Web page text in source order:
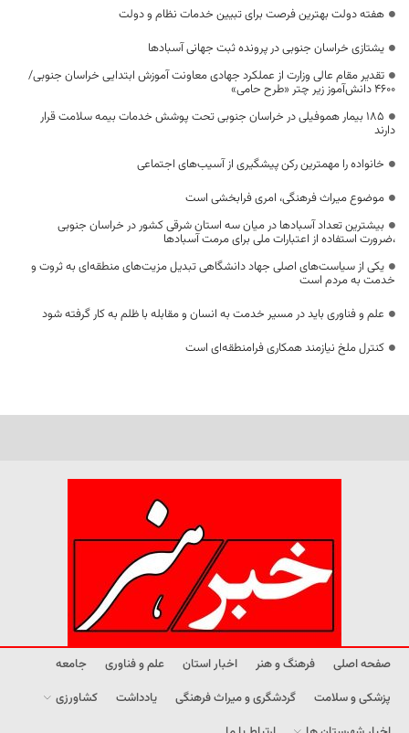
هفته دولت بهترین فرصت برای تبیین خدمات نظام و دولت
یشتازی خراسان جنوبی در پرونده ثبت جهانی آسبادها
تقدیر مقام عالی وزارت از عملکرد جهادی معاونت آموزش ابتدایی خراسان جنوبی/
۴۶۰۰ دانش‌آموز زیر چتر «طرح حامی»
۱۸۵ بیمار هموفیلی در خراسان جنوبی تحت پوشش خدمات بیمه سلامت قرار
دارند
خانواده را مهمترین رکن پیشگیری از آسیب‌های اجتماعی
موضوع میراث فرهنگی، امری فرابخشی است
بیشترین تعداد آسبادها در میان سه استان شرقی کشور در خراسان جنوبی
،ضرورت استفاده از اعتبارات ملی برای مرمت آسبادها
یکی از سیاست‌های اصلی جهاد دانشگاهی تبدیل مزیت‌های منطقه‌ای به ثروت و
خدمت به مردم است
علم و فناوری باید در مسیر خدمت به انسان و مقابله با ظلم به کار گرفته شود
کنترل ملخ نیازمند همکاری فرامنطقه‌ای است
صفحه اصلی فرهنگ و هنر اخبار استان علم و فناوری
جامعه
پزشکی و سلامت
گردشگری و میراث فرهنگی یادداشت
کشاورزی